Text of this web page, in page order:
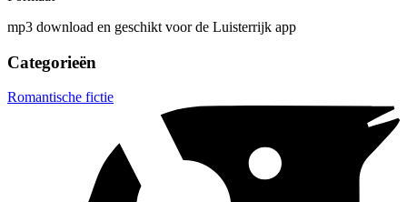
mp3 download en geschikt voor de Luisterrijk app
Categorieën
Romantische fictie